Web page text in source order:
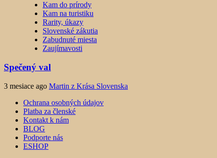
Kam do prírody
Kam na turistiku
Rarity, úkazy
Slovenské zákutia
Zabudnuté miesta
Zaujímavosti
Spečený val
3 mesiace ago Martin z Krása Slovenska
Ochrana osobných údajov
Platba za členské
Kontakt k nám
BLOG
Podporte nás
ESHOP